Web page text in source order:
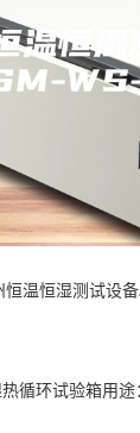
恒温恒湿测试设
环试验箱用途：